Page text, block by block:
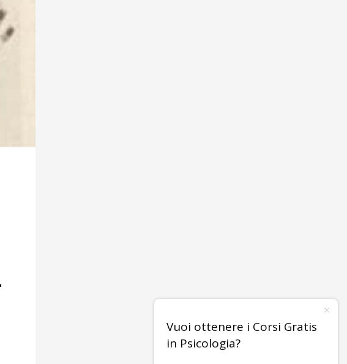
Vuoi ottenere i Corsi Gratis
in Psicologia?